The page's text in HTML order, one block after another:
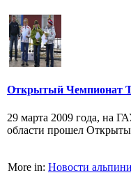
Открытый Чемпионат
29 марта 2009 года, на
области прошел
More in: Новости